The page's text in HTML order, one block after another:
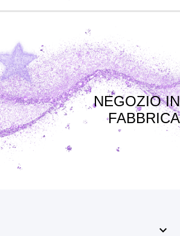
NEGOZIO IN
FABBRICA
